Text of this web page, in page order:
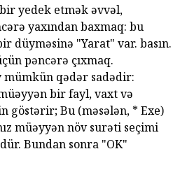
yedek etmək əvvəl,
yaxından baxmaq: bu
düyməsinə "Yarat" var. basın.
pəncərə çıxmaq.
qədər sadədir:
bir fayl, vaxt və
göstərir; Bu (məsələn, * Exe)
müəyyən növ surəti seçimi
Bundan sonra "OK"